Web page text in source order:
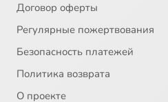
Договор оферты
Регулярные пожертвования
Безопасность платежей
Политика возврата
О проекте